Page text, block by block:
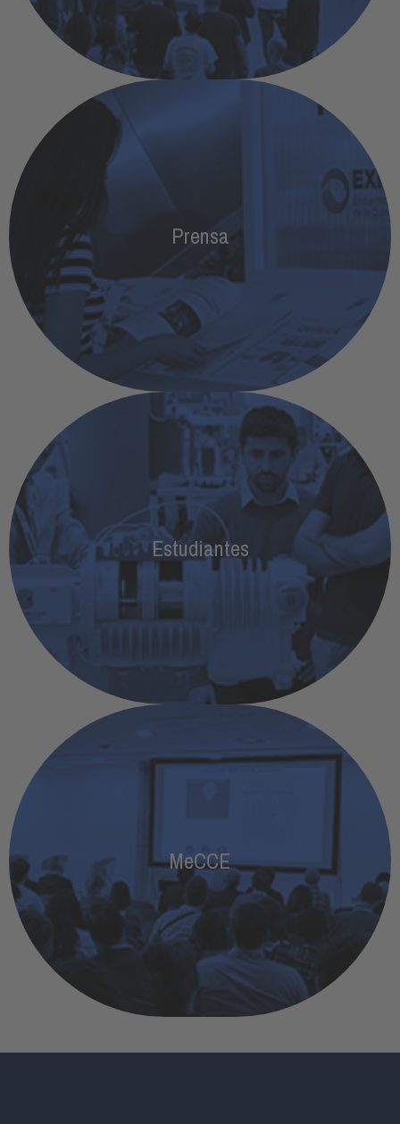
Prensa
Ven a cubrir el evento para contar todo sobre
Expoquimia26
Estudiantes
Estudiantes
Los estudiantes deben acreditarse a través de
pases colectivos de su centro de formación
MÁS INFORMACIÓN
MeCCE
Un evento de referencia que conecta la ciencia con
la industria química y de proceso
MÁS INFORMACIÓN